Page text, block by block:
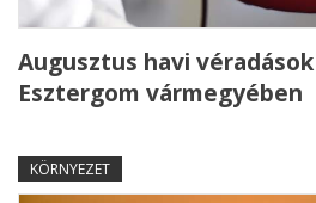
Augusztus havi
Esztergom vármegyében
KÖRNYEZET